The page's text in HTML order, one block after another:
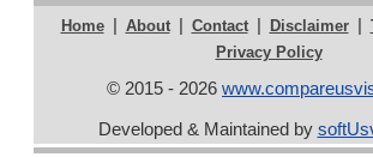
Home | About | Contact | Disclaimer |
Privacy Policy
© 2015 - 2026
Developed & Maintained by